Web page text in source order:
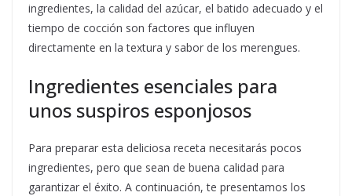
ingredientes, la calidad del azúcar, el batido adecuado y el
tiempo de cocción son factores que influyen
directamente en la textura y sabor de los merengues.
Ingredientes esenciales para
unos suspiros esponjosos
Para preparar esta deliciosa receta necesitarás pocos
ingredientes, pero que sean de buena calidad para
garantizar el éxito. A continuación, te presentamos los